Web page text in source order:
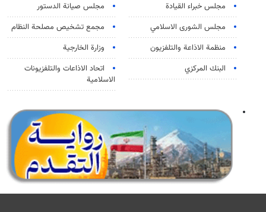
مجلس خبراء القيادة
مجلس صيانة الدستور
مجلس الشورى الاسلامي
مجمع تشخيص مصلحة النظام
منظمة الاذاعة والتلفزیون
وزارة الخارجية
البنك المركزي
اتحاد الاذاعات والتلفزيونات
الاسلامية